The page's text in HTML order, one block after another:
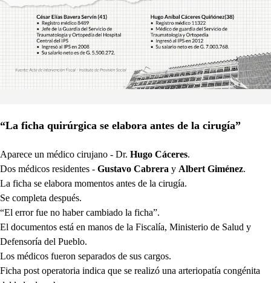
“La ficha quirúrgica se elabora antes de la cirugía”
Aparece un médico cirujano - Dr. Hugo Cáceres.
Dos médicos residentes - Gustavo Cabrera y Albert Giménez.
La ficha se elabora momentos antes de la cirugía.
Se completa después.
“El error fue no haber cambiado la ficha”.
El documentos está en manos de la Fiscalía, Ministerio de Salud y
Defensoría del Pueblo.
Los médicos fueron separados de sus cargos.
Ficha post operatoria indica que se realizó una arteriopatía congénita